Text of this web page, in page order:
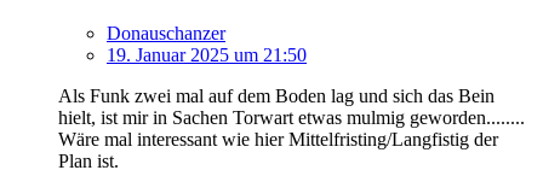
Donauschanzer
19. Januar 2025 um 21:50
Als Funk zwei mal auf dem Boden lag und sich das Bein
hielt, ist mir in Sachen Torwart etwas mulmig geworden........
Wäre mal interessant wie hier Mittelfristing/Langfistig der
Plan ist.